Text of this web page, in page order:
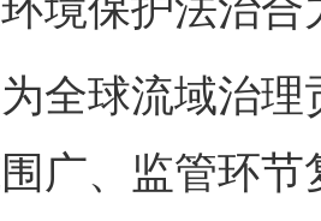
球流域治理
广、监管环